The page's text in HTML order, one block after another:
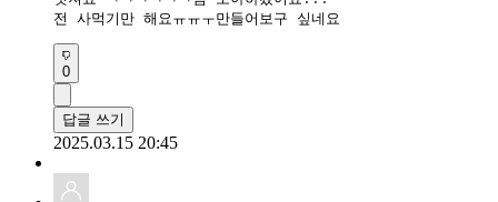
전 사먹기만 해요ㅠㅠㅜ만들어보구 싶네요
0
답글 쓰기
2025.03.15 20:45